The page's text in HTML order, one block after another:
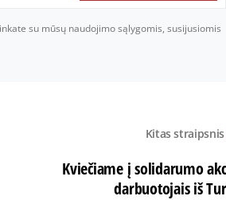
su mūsų naudojimo sąlygomis, susijusiomis
Kitas straipsnis
Kviečiame į solidarumo
darbuotojais iš